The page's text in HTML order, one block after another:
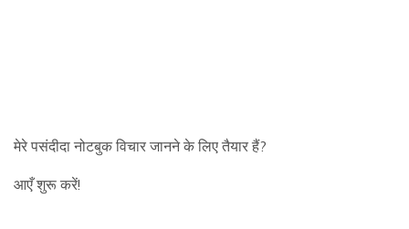
मेरे पसंदीदा नोटबुक विचार जानने के लिए तैयार हैं?
आएँ शुरू करें!